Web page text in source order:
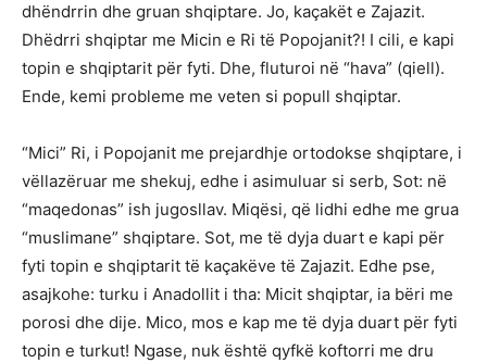
dhëndrrin dhe gruan shqiptare. Jo, kaçakët e Zajazit.
Dhëdrri shqiptar me Micin e Ri të Popojanit?! I cili, e kapi
topin e shqiptarit për fyti. Dhe, fluturoi në “hava” (qiell).
Ende, kemi probleme me veten si popull shqiptar.
“Mici” Ri, i Popojanit me prejardhje ortodokse shqiptare, i
vëllazëruar me shekuj, edhe i asimuluar si serb, Sot: në
“maqedonas” ish jugosllav. Miqësi, që lidhi edhe me grua
“muslimane” shqiptare. Sot, me të dyja duart e kapi për
fyti topin e shqiptarit të kaçakëve të Zajazit. Edhe pse,
asajkohe: turku i Anadollit i tha: Micit shqiptar, ia bëri me
porosi dhe dije. Mico, mos e kap me të dyja duart për fyti
topin e turkut! Ngase, nuk është qyfkë koftorri me dru